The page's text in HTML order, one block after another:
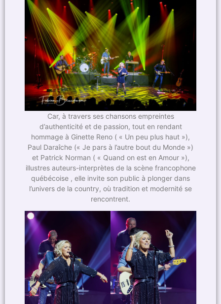
Car, à travers ses chansons empreintes
d’authenticité et de passion, tout en rendant
hommage à Ginette Reno ( « Un peu plus haut »),
Paul Daraîche (« Je pars à l’autre bout du Monde »)
et Patrick Norman ( « Quand on est en Amour »),
illustres auteurs-interprètes de la scène francophone
québécoise , elle invite son public à plonger dans
l’univers de la country, où tradition et modernité se
rencontrent.